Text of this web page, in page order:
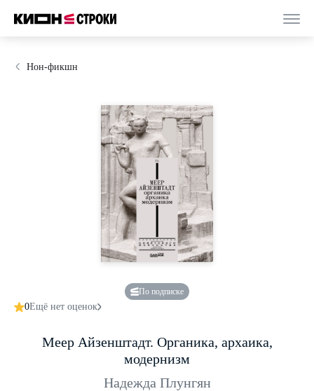
Нон-фикшн
По подписке
0Ещё нет оценок
Меер Айзенштадт. Органика, архаика,
модернизм
Надежда Плунгян